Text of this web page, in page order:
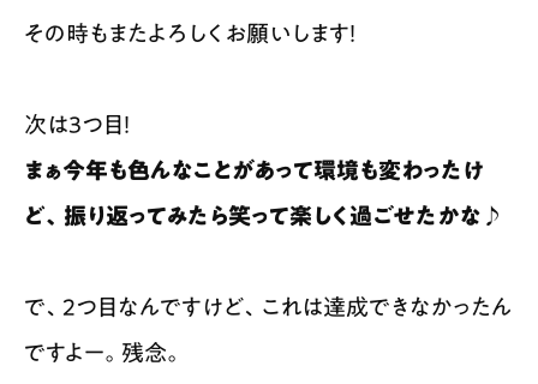
その時もまたよろしくお願いします！
次は3つ目！
まぁ今年も色んなことがあって環境も変わったけ
ど、振り返ってみたら笑って楽しく過ごせたかな♪
で、2つ目なんですけど、これは達成できなかったん
ですよー。残念。